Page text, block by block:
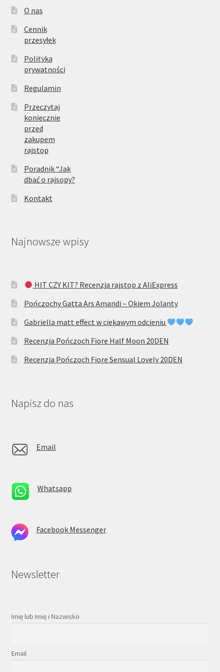
O nas
Cennik
przesyłek
Polityka
prywatności
Regulamin
Przeczytaj
koniecznie
przed
zakupem
rajstop
Poradnik “Jak
dbać o rajsopy?
Kontakt
Najnowsze wpisy
HIT CZY KIT? Recenzja rajstop z AliExpress
Pończochy Gatta Ars Amandi – Okiem Jolanty
Gabriella matt effect w ciekawym odcieniu
Recenzja Pończoch Fiore Half Moon 20DEN
Recenzja Pończoch Fiore Sensual Lovely 20DEN
Napisz do nas
Email
Whatsapp
Facebook Messenger
Newsletter
Imię lub Imię i Nazwisko
Email